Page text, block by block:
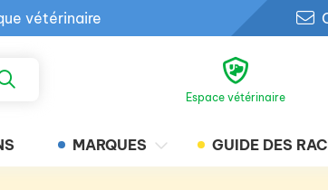
vétérinaire
clinique
Espace vétérinaire
MARQUES GUIDE DES